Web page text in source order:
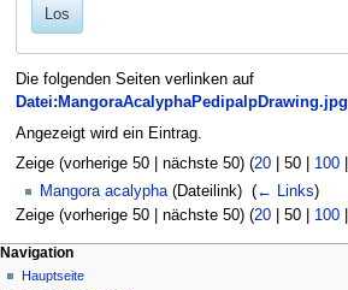
Los
Die folgenden Seiten verlinken auf
Datei:MangoraAcalyphaPedipalpDrawing.jpg
Angezeigt wird ein Eintrag.
Zeige (vorherige 50| nächste 50) (20| 50| 100|
Mangora acalypha(Dateilink) ‎ (← Links)
Zeige (vorherige 50| nächste 50) (20| 50| 100|
Navigation
Hauptseite